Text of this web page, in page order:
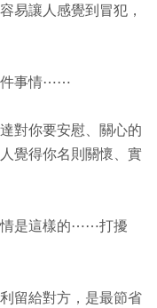
易讓人感覺到冒犯，
件事情⋯⋯
對你要安慰、關心的
覺得你名則關懷、實
是這樣的⋯⋯打擾
留給對方，是最節省